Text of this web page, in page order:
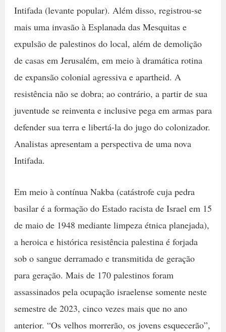
Intifada (levante popular). Além disso, registrou-se
mais uma invasão à Esplanada das Mesquitas e
expulsão de palestinos do local, além de demolição
de casas em Jerusalém, em meio à dramática rotina
de expansão colonial agressiva e apartheid. A
resistência não se dobra; ao contrário, a partir de sua
juventude se reinventa e inclusive pega em armas para
defender sua terra e libertá-la do jugo do colonizador.
Analistas apresentam a perspectiva de uma nova
Intifada.
Em meio à contínua Nakba (catástrofe cuja pedra
basilar é a formação do Estado racista de Israel em 15
de maio de 1948 mediante limpeza étnica planejada),
a heroica e histórica resistência palestina é forjada
sob o sangue derramado e transmitida de geração
para geração. Mais de 170 palestinos foram
assassinados pela ocupação israelense somente neste
semestre de 2023, cinco vezes mais que no ano
anterior. “Os velhos morrerão, os jovens esquecerão”,